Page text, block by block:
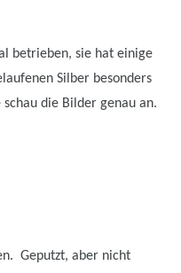
betrieben, sie hat einige
Silber besonders
die Bilder genau an.
Geputzt, aber nicht